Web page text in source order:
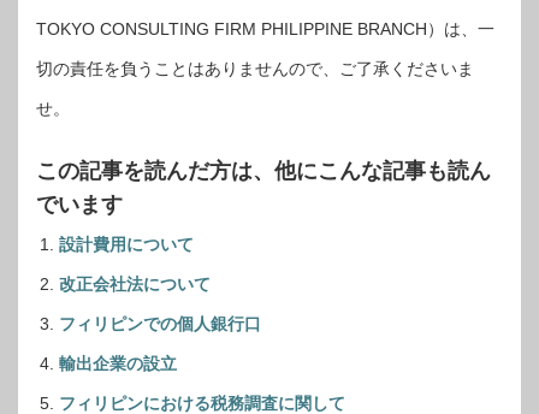
TOKYO CONSULTING FIRM PHILIPPINE BRANCH）は、一
切の責任を負うことはありませんので、ご了承くださいま
せ。
この記事を読んだ方は、他にこんな記事も読ん
でいます
設計費用について
改正会社法について
フィリピンでの個人銀行口
輸出企業の設立
フィリピンにおける税務調査に関して